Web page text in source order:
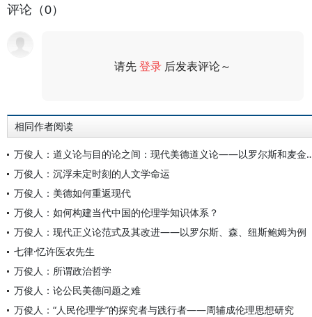
评论（0）
请先登录 后发表评论～
相同作者阅读
万俊人：道义论与目的论之间
万俊人：沉浮未定时刻的人文学命运
万俊人：美德如何重返现代
万俊人：如何构建当代中国的伦理学知识体系？
万俊人：现代正义论范式及其改进——以罗尔斯、森、纽斯鲍姆为例
七律·忆许医农先生
万俊人：所谓政治哲学
万俊人：论公民美德问题之难
万俊人：“人民伦理学”的探究者与践行者——周辅成伦理思想研究